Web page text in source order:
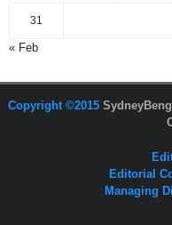
31
« Feb
Copyright ©2015
Editorial
Managing